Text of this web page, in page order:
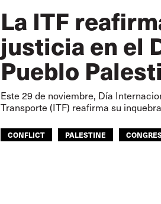
La ITF
justicia en el
Pueblo
Este 29 de noviembre, Día
Transporte (ITF) reafirma su
CONFLICT PALESTINE